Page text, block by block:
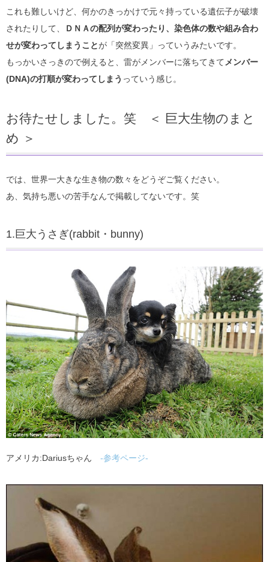
これも難しいけど、何かのきっかけで元々持っている遺伝子が破壊
されたりして、
ＤＮＡの配列が変わったり、染色体の数や組み合わ
せが変わってしまうことが「突然変異」っていうみたいです。
もっかいさっきので例えると、雷がメンバーに落ちてきて メンバー
(DNA)の打順が変わってしまう っていう感じ。
お待たせしました。笑 ＜ 巨大生物のまと
め ＞
では、世界一大きな生き物の数々をどうぞご覧ください。
あ、気持ち悪いの苦手なんで掲載してないです。笑
1.巨大うさぎ(rabbit・bunny)
アメリカ:Dariusちゃん -参考ページ-